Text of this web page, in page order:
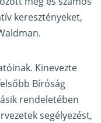
keresztényeket,
Kinevezte
Bíróság
rendeletében
segélyezést,